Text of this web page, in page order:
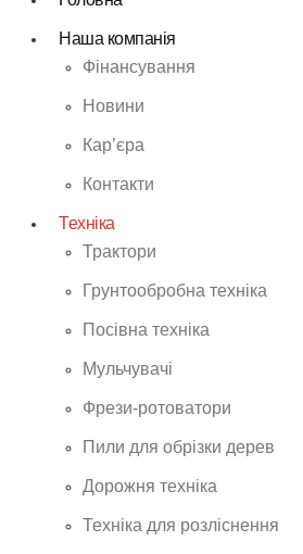
Наша компанія
Фінансування
Новини
Кар’єра
Контакти
Техніка
Трактори
Грунтообробна техніка
Посівна техніка
Мульчувачі
Фрези-ротоватори
Пили для обрізки дерев
Дорожня техніка
Техніка для розліснення